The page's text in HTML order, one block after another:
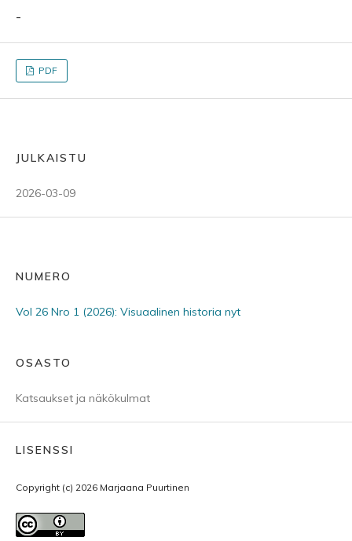
-
PDF
JULKAISTU
2026-03-09
NUMERO
Vol 26 Nro 1 (2026): Visuaalinen historia nyt
OSASTO
Katsaukset ja näkökulmat
LISENSSI
Copyright (c) 2026 Marjaana Puurtinen